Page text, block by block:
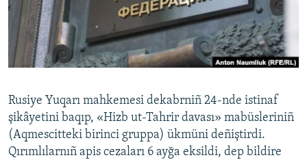
Русский
Українською
RFE/RS bütün saytları
Rusiye Yuqarı mahkemesi dekabrniñ 24-nde istinaf
şikâyetini baqıp, «Hizb ut-Tahrir davası» mabüsleriniñ
(Aqmescitteki birinci gruppa) ükmüni deñiştirdi.
Qırımlılarnıñ apis cezaları 6 ayğa eksildi, dep bildire